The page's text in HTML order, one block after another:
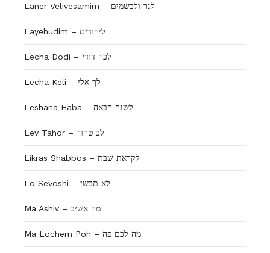
Laner Velivesamim – לנר ולבשמים
Layehudim – ליהודים
Lecha Dodi – לכה דודי
Lecha Keli – לך אלי
Leshana Haba – לשנה הבאה
Lev Tahor – לב טהור
Likras Shabbos – לקראת שבת
Lo Sevoshi – לא תבשי
Ma Ashiv – מה אשיב
Ma Lochem Poh – מה לכם פה